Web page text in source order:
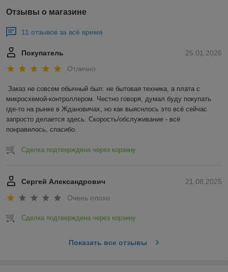
Отзывы о магазине
11 отзывов за всё время
25.01.2026
Покупатель
Отлично
Заказ не совсем обычный был: не бытовая техника, а плата с
микросхемой-контроллером. Честно говоря, думал буду покупать
где-то на рынке в Ждановичах, но как выяснлось это всё сейчас
запросто делается здесь. Скорость/обслуживание - всё
понравилось, спасибо.
Сделка подтверждена через корзину
21.08.2025
Сергей Александрович
Очень плохо
Сделка подтверждена через корзину
Показать все отзывы